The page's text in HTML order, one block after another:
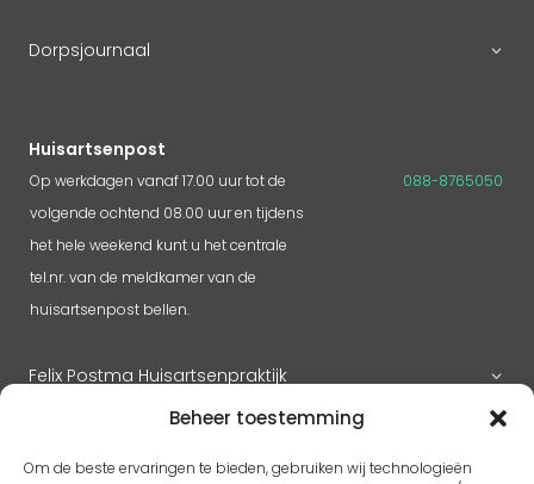
Beheer toestemming
Om de beste ervaringen te bieden, gebruiken wij technologieën
Dorpsjournaal
Huisartsenpost
Op werkdagen vanaf 17.00 uur tot de
volgende ochtend 08.00 uur en tijdens
het hele weekend kunt u het centrale
tel.nr. van de meldkamer van de
huisartsenpost bellen.
088-8765050
Felix Postma Huisartsenpraktijk